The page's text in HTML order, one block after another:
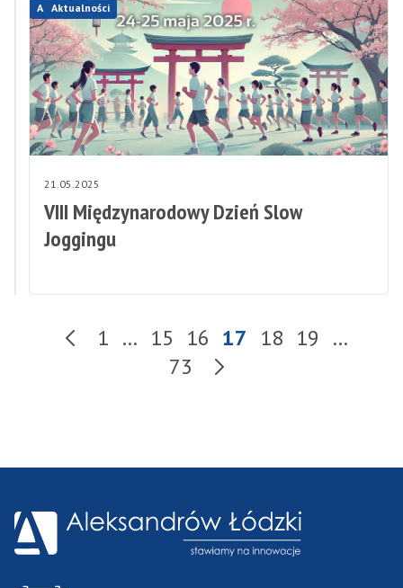
Aktualności
23.05.2025
Bezpłatne
badania
Aktualności
21.05.2025
VIII Międzynarodowy Dzień Slow
Joggingu
1 … 15 16 17 18 19 …
73
Kolejna strona